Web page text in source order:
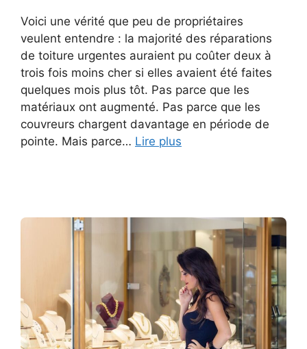
Voici une vérité que peu de propriétaires
veulent entendre : la majorité des réparations
de toiture urgentes auraient pu coûter deux à
trois fois moins cher si elles avaient été faites
quelques mois plus tôt. Pas parce que les
matériaux ont augmenté. Pas parce que les
couvreurs chargent davantage en période de
pointe. Mais parce… Lire plus